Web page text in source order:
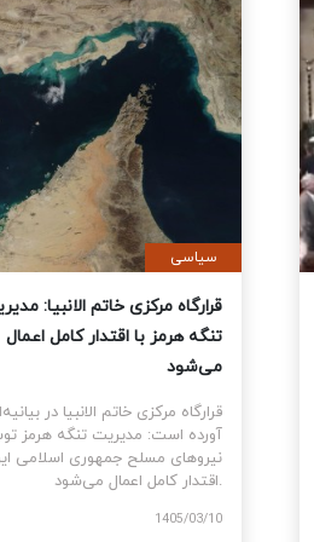
سیاسی
مجلس نمایندگان آمریکا
پایان جنگ علیه ایران را تصویب
مجلس نمایندگان ایالات متحده
سرانجام قطعنامه اختیارات جنگی
رای موافق در برابر ۲۰۸ رای مخالف
1405/03/14